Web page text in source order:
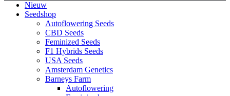
Nieuw
Seedshop
Autoflowering Seeds
CBD Seeds
Feminized Seeds
F1 Hybrids Seeds
USA Seeds
Amsterdam Genetics
Barneys Farm
Autoflowering